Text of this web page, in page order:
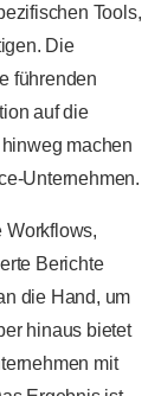
Tools,
Die
führenden
auf die
machen
Unternehmen.
Workflows,
Berichte
die Hand, um
hinaus bietet
mit